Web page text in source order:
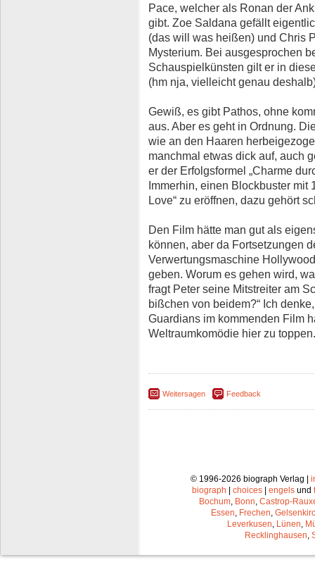
Pace, welcher als Ronan der
gibt. Zoe Saldana gefällt
(das will was heißen) und Chris
Mysterium. Bei ausgesprochen
Schauspielkünsten gilt er in
(hm nja, vielleicht genau
Gewiß, es gibt Pathos, ohne
aus. Aber es geht in Ordnung.
wie an den Haaren
manchmal etwas dick auf, auch
er der Erfolgsformel „Charme
Immerhin, einen Blockbuster mit
Love“ zu eröffnen, dazu gehört
Den Film hätte man gut als
können, aber da Fortsetzungen
Verwertungsmaschine
geben. Worum es gehen wird,
fragt Peter seine Mitstreiter am
bißchen von beidem?“ Ich
Guardians im kommenden Film
Weltraumkomödie hier zu toppen.
Weitersagen Feedback
© 1996-2026 biograph Verlag |
biograph
choices engels und
Bochum, Bonn, Castrop-
Essen, Frechen,
Leverkusen, Lünen,
Recklinghausen,